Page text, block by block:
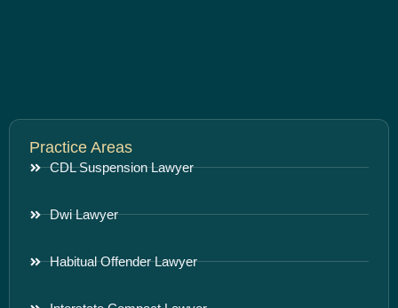
Practice Areas
CDL Suspension Lawyer
Dwi Lawyer
Habitual Offender Lawyer